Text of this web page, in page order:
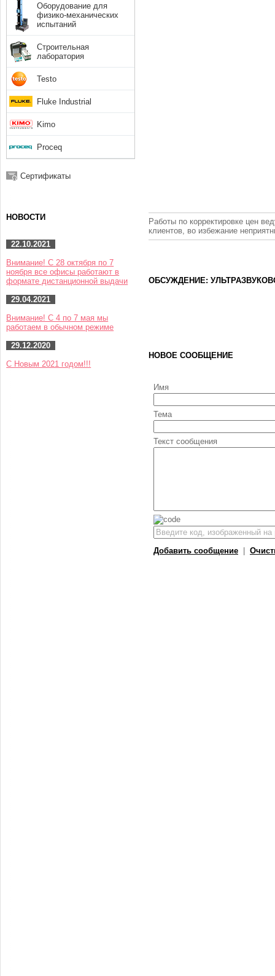
Работы по корректировке цен
клиентов, во избежание
ОБСУЖДЕНИЕ:
НОВОЕ СООБЩЕНИЕ
Имя
Тема
Текст сообщения
Добавить сообщение
Оборудование для
физико-механических
испытаний
Строительная
лаборатория
Testo
Fluke Industrial
Kimo
Proceq
Сертификаты
НОВОСТИ
22.10.2021
Внимание! С 28 октября по 7
ноября все офисы работают в
формате дистанционной выдачи
29.04.2021
Внимание! С 4 по 7 мая мы
работаем в обычном режиме
29.12.2020
С Новым 2021 годом!!!